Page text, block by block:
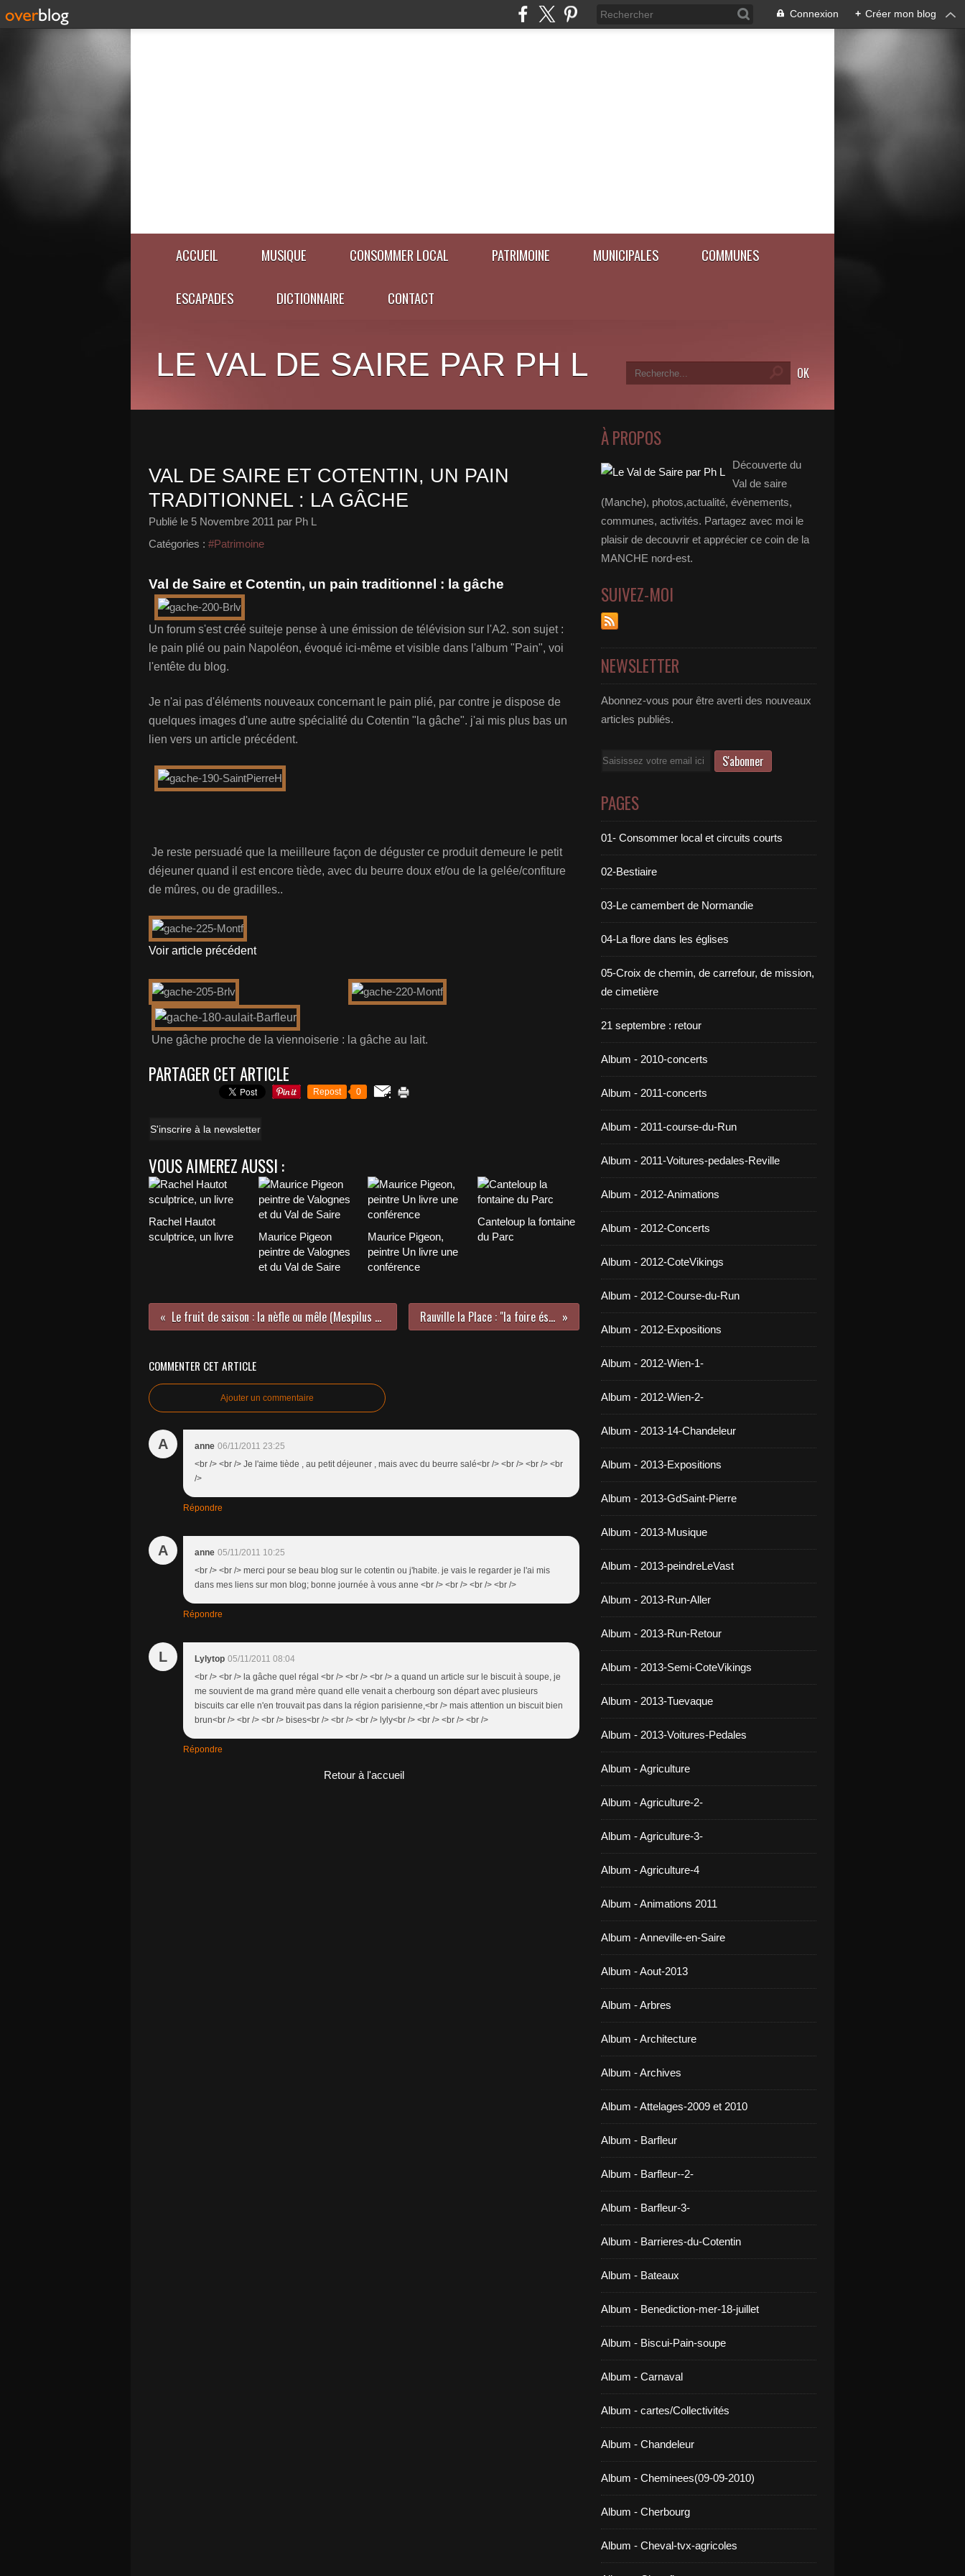
Connexion + Créer mon blog
ACCUEIL MUSIQUE CONSOMMER LOCAL PATRIMOINE MUNICIPALES COMMUNES
ESCAPADES DICTIONNAIRE CONTACT
LE VAL DE SAIRE PAR PH L
VAL DE SAIRE ET COTENTIN, UN PAIN
TRADITIONNEL : LA GÂCHE
Publié le 5 Novembre 2011 par Ph L
Catégories : #Patrimoine
Val de Saire et Cotentin, un pain traditionnel : la gâche
Un forum s'est créé suiteje pense à une émission de télévision sur l'A2. son sujet :
le pain plié ou pain Napoléon, évoqué ici-même et visible dans l'album "Pain", voi
l'entête du blog.
Je n'ai pas d'éléments nouveaux concernant le pain plié, par contre je dispose de
quelques images d'une autre spécialité du Cotentin "la gâche". j'ai mis plus bas un
lien vers un article précédent.
Je reste persuadé que la meiilleure façon de déguster ce produit demeure le petit
déjeuner quand il est encore tiède, avec du beurre doux et/ou de la gelée/confiture
de mûres, ou de gradilles..
Voir article précédent
Une gâche proche de la viennoiserie : la gâche au lait.
PARTAGER CET ARTICLE
Repost 0
S'inscrire à la newsletter
VOUS AIMEREZ AUSSI :
Rachel Hautot
sculptrice, un livre
Maurice Pigeon
peintre de Valognes
et du Val de Saire
Maurice Pigeon,
peintre Un livre une
conférence
Canteloup la fontaine
du Parc
Le fruit de saison : la nèfle ou mêle (Mespilus Germanica) Rauville la Place : "la foire és morts"
COMMENTER CET ARTICLE
Ajouter un commentaire
A anne 06/11/2011 23:25
<br /> <br /> Je l'aime tiède , au petit déjeuner , mais avec du beurre salé<br /> <br /> <br /> <br
/>
Répondre
A anne 05/11/2011 10:25
<br /> <br /> merci pour se beau blog sur le cotentin ou j'habite. je vais le regarder je l'ai mis
dans mes liens sur mon blog; bonne journée à vous anne <br /> <br /> <br /> <br />
Répondre
L Lylytop 05/11/2011 08:04
<br /> <br /> la gâche quel régal <br /> <br /> <br /> a quand un article sur le biscuit à soupe, je
me souvient de ma grand mère quand elle venait a cherbourg son départ avec plusieurs
biscuits car elle n'en trouvait pas dans la région parisienne,<br /> mais attention un biscuit bien
brun<br /> <br /> <br /> bises<br /> <br /> <br /> lyly<br /> <br /> <br /> <br />
Répondre
Retour à l'accueil
À PROPOS
Découverte du
Val de saire
(Manche), photos,actualité, évènements,
communes, activités. Partagez avec moi le
plaisir de decouvrir et apprécier ce coin de la
MANCHE nord-est.
SUIVEZ-MOI
NEWSLETTER
Abonnez-vous pour être averti des nouveaux
articles publiés.
Email
PAGES
01- Consommer local et circuits courts
02-Bestiaire
03-Le camembert de Normandie
04-La flore dans les églises
05-Croix de chemin, de carrefour, de mission,
de cimetière
21 septembre : retour
Album - 2010-concerts
Album - 2011-concerts
Album - 2011-course-du-Run
Album - 2011-Voitures-pedales-Reville
Album - 2012-Animations
Album - 2012-Concerts
Album - 2012-CoteVikings
Album - 2012-Course-du-Run
Album - 2012-Expositions
Album - 2012-Wien-1-
Album - 2012-Wien-2-
Album - 2013-14-Chandeleur
Album - 2013-Expositions
Album - 2013-GdSaint-Pierre
Album - 2013-Musique
Album - 2013-peindreLeVast
Album - 2013-Run-Aller
Album - 2013-Run-Retour
Album - 2013-Semi-CoteVikings
Album - 2013-Tuevaque
Album - 2013-Voitures-Pedales
Album - Agriculture
Album - Agriculture-2-
Album - Agriculture-3-
Album - Agriculture-4
Album - Animations 2011
Album - Anneville-en-Saire
Album - Aout-2013
Album - Arbres
Album - Architecture
Album - Archives
Album - Attelages-2009 et 2010
Album - Barfleur
Album - Barfleur--2-
Album - Barfleur-3-
Album - Barrieres-du-Cotentin
Album - Bateaux
Album - Benediction-mer-18-juillet
Album - Biscui-Pain-soupe
Album - Carnaval
Album - cartes/Collectivités
Album - Chandeleur
Album - Cheminees(09-09-2010)
Album - Cherbourg
Album - Cheval-tvx-agricoles